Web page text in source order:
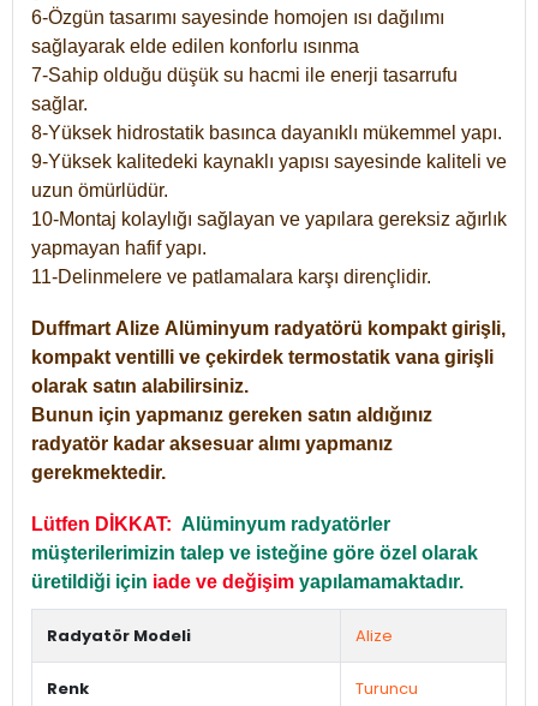
6-Özgün tasarımı sayesinde homojen ısı dağılımı
sağlayarak elde edilen konforlu ısınma
7-Sahip olduğu düşük su hacmi ile enerji tasarrufu
sağlar.
8-Yüksek hidrostatik basınca dayanıklı mükemmel yapı.
9-Yüksek kalitedeki kaynaklı yapısı sayesinde kaliteli ve
uzun ömürlüdür.
10-Montaj kolaylığı sağlayan ve yapılara gereksiz ağırlık
yapmayan hafif yapı.
11-Delinmelere ve patlamalara karşı dirençlidir.
Duffmart Alize Alüminyum radyatörü kompakt girişli,
kompakt ventilli ve çekirdek termostatik vana girişli
olarak satın alabilirsiniz.
Bunun için yapmanız gereken satın aldığınız
radyatör kadar aksesuar alımı yapmanız
gerekmektedir.
Lütfen DİKKAT: Alüminyum radyatörler
müşterilerimizin talep ve isteğine göre özel olarak
üretildiği için iade ve değişim yapılamamaktadır.
Radyatör Modeli Alize
Renk Turuncu